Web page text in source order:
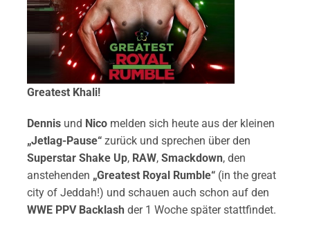
Greatest Khali!
Dennisund Nico melden sich heute aus der kleinen
„Jetlag-Pause“zurück und sprechen über den
Superstar Shake Up, RAW, Smackdown, den
anstehenden „Greatest Royal Rumble“(in the great
city of Jeddah!) und schauen auch schon auf den
WWE PPV Backlash der 1 Woche später stattfindet.